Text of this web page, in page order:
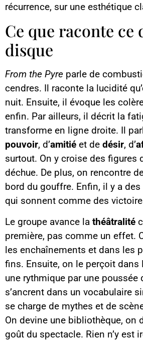
récurrence, sur une esthétique
Ce que raconte ce
disque
From the Pyre parle de
cendres. Il raconte la lucidité
nuit. Ensuite, il évoque les
enfin. Par ailleurs, il décrit la
transforme en ligne droite. Il
pouvoir, d’amitié et de désir, d’
surtout. On y croise des figures
déchue. De plus, on rencontre
bord du gouffre. Enfin, il y a
qui sonnent comme des
Le groupe avance la théâtralité
première, pas comme un effet.
les enchaînements et dans les
fins. Ensuite, on le perçoit dans
une rythmique par une poussée
s’ancrent dans un vocabulaire
se charge de mythes et de
On devine une bibliothèque, on
goût du spectacle. Rien n’y est